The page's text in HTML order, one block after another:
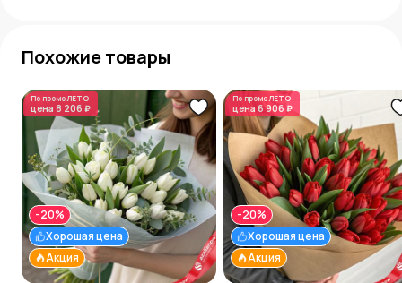
Похожие товары
По промоЛЕТО
цена 8 206 ₽
Акция
Хорошая цена
-20%
По промоЛЕТО
цена 6 906 ₽
Акция
Хорошая цена
-20%